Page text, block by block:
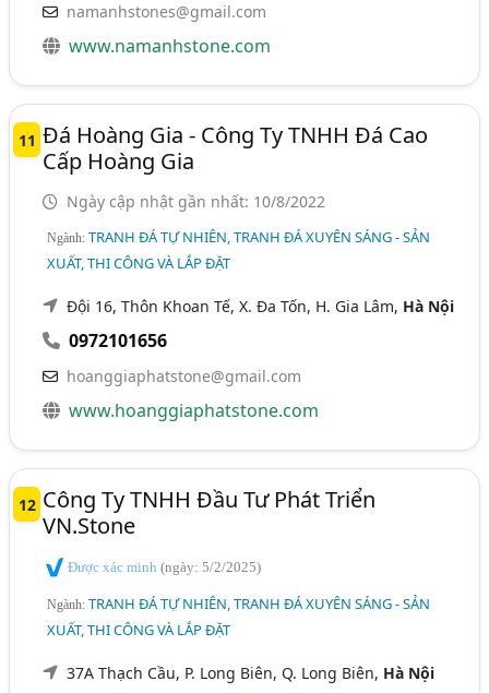
namanhstones@gmail.com
www.namanhstone.com
11 Đá Hoàng Gia - Công Ty TNHH Đá Cao
Cấp Hoàng Gia
Ngày cập nhật gần nhất: 10/8/2022
Ngành:TRANH ĐÁ TỰ NHIÊN, TRANH ĐÁ XUYÊN SÁNG - SẢN
XUẤT, THI CÔNG VÀ LẮP ĐẶT
Đội 16, Thôn Khoan Tế, X. Đa Tốn, H. Gia Lâm, Hà Nội
0972101656
hoanggiaphatstone@gmail.com
www.hoanggiaphatstone.com
12 Công Ty TNHH Đầu Tư Phát Triển
VN.Stone
Được xác minh(ngày: 5/2/2025)
Ngành:TRANH ĐÁ TỰ NHIÊN, TRANH ĐÁ XUYÊN SÁNG - SẢN
XUẤT, THI CÔNG VÀ LẮP ĐẶT
37A Thạch Cầu, P. Long Biên, Q. Long Biên, Hà Nội